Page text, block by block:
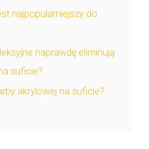
najpopularniejszy do
naprawdę eliminują
suficie?
akrylowej na suficie?